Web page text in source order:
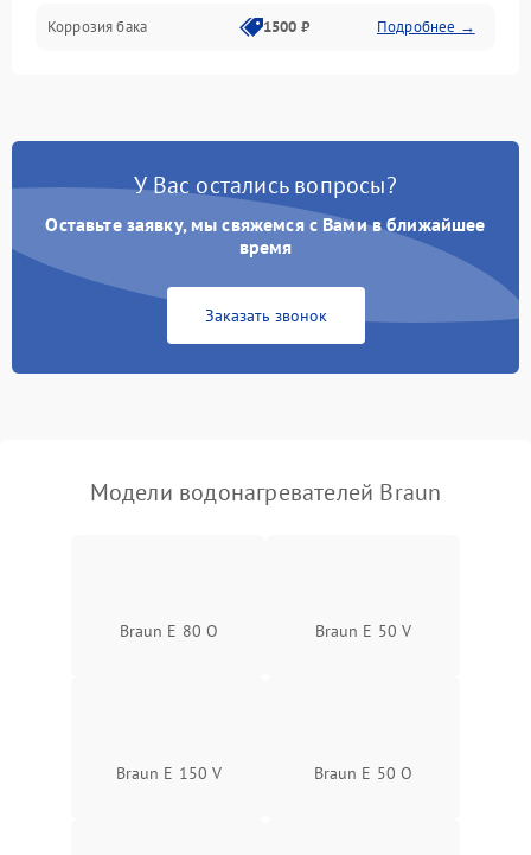
Коррозия бака 1500 ₽ Подробнее →
У Вас остались вопросы?
Оставьте заявку, мы свяжемся с Вами в ближайшее
время
Заказать звонок
Модели водонагревателей Braun
Braun E 80 O Braun E 50 V
Braun E 150 V Braun E 50 O